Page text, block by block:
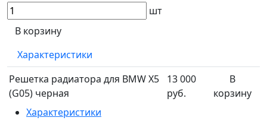
шт
В корзину
Характеристики
Решетка радиатора для BMW X5
(G05) черная
13 000
руб.
В
корзину
Характеристики